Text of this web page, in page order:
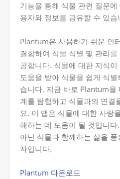
기능을 통해 식물 관련 질문
용자와 정보를 공유할 수 있습
Plantum은 사용하기 쉬운 인
결합하여 식물 식별 및 관리
공합니다. 식물에 대한 지식
도움을 받아 식물을 쉽게 식
습니다. 지금 바로 Plantum을
계를 탐험하고 식물과의 연결
요. 이 앱은 식물에 대한 사랑
해하는 데 도움이 될 것입니
아닌 식물과 함께하는 삶을
자입니다.
Plantum 다운로드